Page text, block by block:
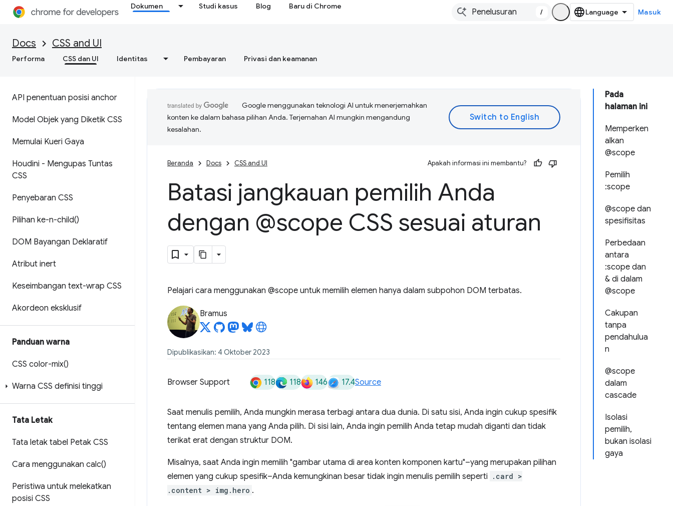
Dokumen Studi kasus Blog Baru di Chrome
/ Masuk
Docs CSS and UI
Performa CSS dan UI Identitas Pembayaran Privasi dan keamanan
API penentuan posisi anchor
Model Objek yang Diketik CSS
Memulai Kueri Gaya
Houdini - Mengupas Tuntas
CSS
Penyebaran CSS
Pilihan ke-n-child()
DOM Bayangan Deklaratif
Atribut inert
Keseimbangan text-wrap CSS
Akordeon eksklusif
Panduan warna
CSS color-mix()
Warna CSS definisi tinggi
Tata Letak
Tata letak tabel Petak CSS
Cara menggunakan calc()
Peristiwa untuk melekatkan
posisi CSS
Pada
halaman ini
Memperken
alkan
@scope
Pemilih
:scope
@scope dan
spesifisitas
Perbedaan
antara
:scope dan
& di dalam
@scope
Cakupan
tanpa
pendahulua
n
@scope
dalam
cascade
Isolasi
pemilih,
bukan isolasi
gaya
Google menggunakan teknologi AI untuk menerjemahkan
konten ke dalam bahasa pilihan Anda. Terjemahan AI mungkin mengandung
kesalahan.
Beranda Docs CSS and UI Apakah informasi ini membantu?
Batasi jangkauan pemilih Anda
dengan @scope CSS sesuai aturan
Pelajari cara menggunakan @scope untuk memilih elemen hanya dalam subpohon DOM terbatas.
Bramus
Dipublikasikan: 4 Oktober 2023
Browser Support 118 118 146 17.4Source
Saat menulis pemilih, Anda mungkin merasa terbagi antara dua dunia. Di satu sisi, Anda ingin cukup spesifik
tentang elemen mana yang Anda pilih. Di sisi lain, Anda ingin pemilih Anda tetap mudah diganti dan tidak
terikat erat dengan struktur DOM.
Misalnya, saat Anda ingin memilih "gambar utama di area konten komponen kartu"–yang merupakan pilihan
elemen yang cukup spesifik–Anda kemungkinan besar tidak ingin menulis pemilih seperti
.card >
.content > img.hero .